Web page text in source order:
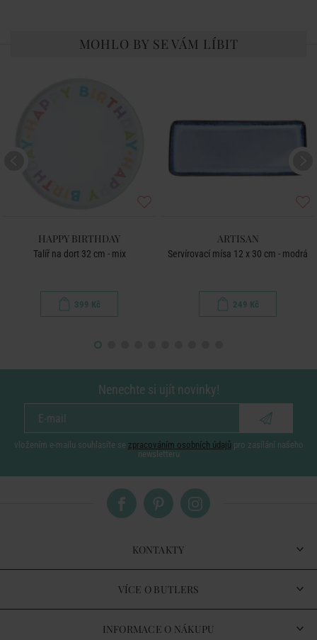
MOHLO BY SE VÁM LÍBIT
HAPPY BIRTHDAY
Talíř na dort 32 cm - mix
399 Kč
ARTISAN
Servírovací mísa 12 x 30 cm - modrá
249 Kč
Nenechte si ujít novinky!
vložením e-mailu souhlasíte se zpracováním osobních údajů pro zasílání našeho
newsletteru
KONTAKTY
VÍCE O BUTLERS
INFORMACE O NÁKUPU